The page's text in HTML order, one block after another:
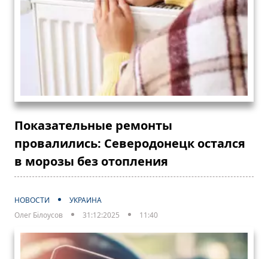
Показательные ремонты
провалились: Северодонецк остался
в морозы без отопления
НОВОСТИ
УКРАИНА
Олег Білоусов
31:12:2025 11:40